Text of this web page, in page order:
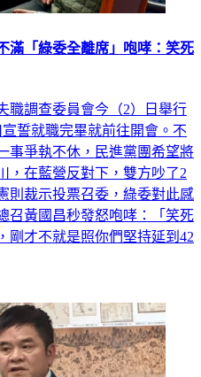
「綠委全離席」咆哮：笑死
職調查委員會今（2）日舉行
誓就職完畢就前往開會。不
事爭執不休，民進黨團希望將
，在藍營反對下，雙方吵了2
則裁示投票召委，綠委對此感
召黃國昌秒發怒咆哮：「笑死
剛才不就是照你們堅持延到42